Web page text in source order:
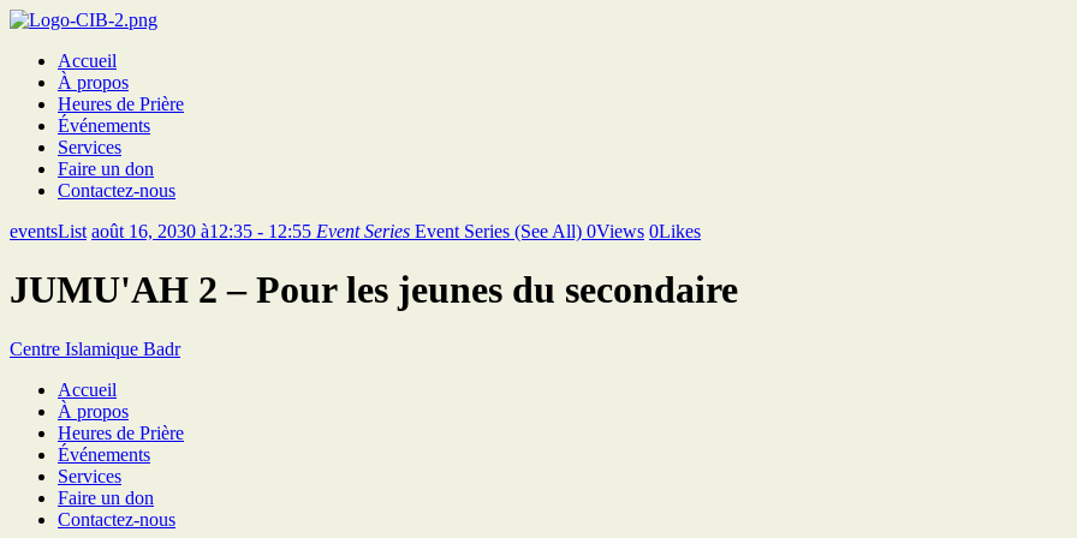
Accueil
À propos
Heures de Prière
Événements
Services
Faire un don
Contactez-nous
eventsList août 16, 2030 à12:35 - 12:55 Event Series Event Series (See All) 0Views 0Likes
JUMU'AH 2 – Pour les jeunes du secondaire
Centre Islamique Badr
Accueil
À propos
Heures de Prière
Événements
Services
Faire un don
Contactez-nous